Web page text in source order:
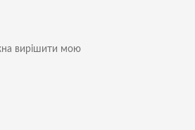
вирішити мою